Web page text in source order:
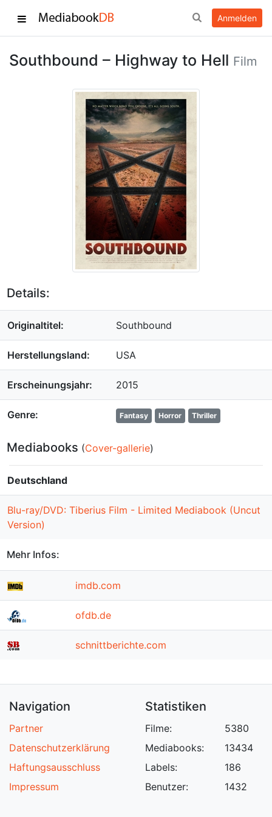
Anmelden
Southbound – Highway to Hell Film
Details:
Originaltitel: Southbound
Herstellungsland: USA
Erscheinungsjahr: 2015
Genre: Fantasy Horror Thriller
Mediabooks (Cover-gallerie)
Deutschland
Blu-ray/DVD: Tiberius Film - Limited Mediabook (Uncut
Version)
Mehr Infos:
imdb.com
ofdb.de
schnittberichte.com
Navigation
Partner
Datenschutzerklärung
Haftungsausschluss
Impressum
Statistiken
Filme:
Mediabooks:
Labels:
Benutzer:
5380
13434
186
1432